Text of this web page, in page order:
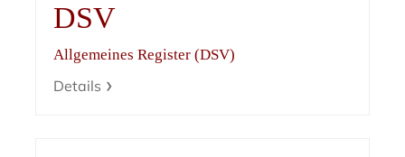
DSV
Allgemeines Register (DSV)
Details